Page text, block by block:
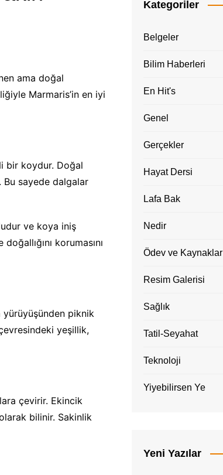
ama doğal
Marmaris’in en iyi
bir koydur. Doğal
Bu sayede dalgalar
ve koya iniş
korumasını
piknik
yeşillik,
çevirir. Ekincik
bilinir. Sakinlik
Kategoriler
Belgeler
Bilim Haberleri
En Hit's
Genel
Gerçekler
Hayat Dersi
Lafa Bak
Nedir
Ödev ve Kaynaklar
Resim Galerisi
Sağlık
Tatil-Seyahat
Teknoloji
Yiyebilirsen Ye
Yeni Yazılar